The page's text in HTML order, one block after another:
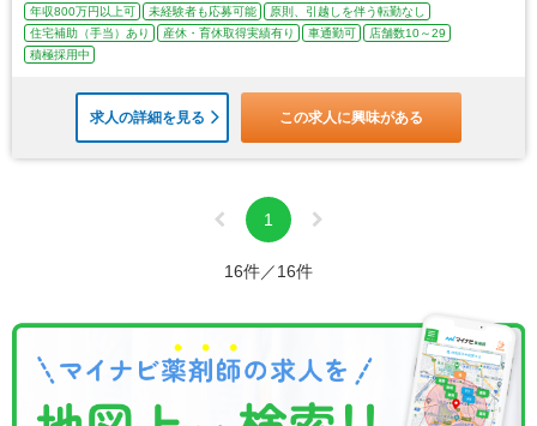
年収800万円以上可 未経験者も応募可能
原則、引越しを伴う転勤なし
住宅補助（手当）あり
産休・育休取得実績有り 車通勤可
店舗数10～29
積極採用中
求人の詳細を見る この求人に興味がある
1
16件／16件